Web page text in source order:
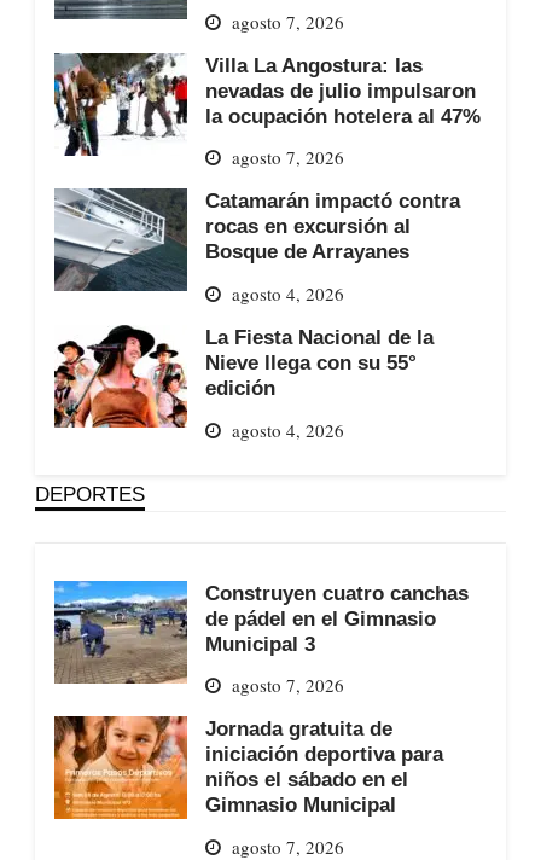
agosto 7, 2026
Villa La Angostura: las
nevadas de julio impulsaron
la ocupación hotelera al 47%
agosto 7, 2026
Catamarán impactó contra
rocas en excursión al
Bosque de Arrayanes
agosto 4, 2026
La Fiesta Nacional de la
Nieve llega con su 55°
edición
agosto 4, 2026
DEPORTES
Construyen cuatro canchas
de pádel en el Gimnasio
Municipal 3
agosto 7, 2026
Jornada gratuita de
iniciación deportiva para
niños el sábado en el
Gimnasio Municipal
agosto 7, 2026